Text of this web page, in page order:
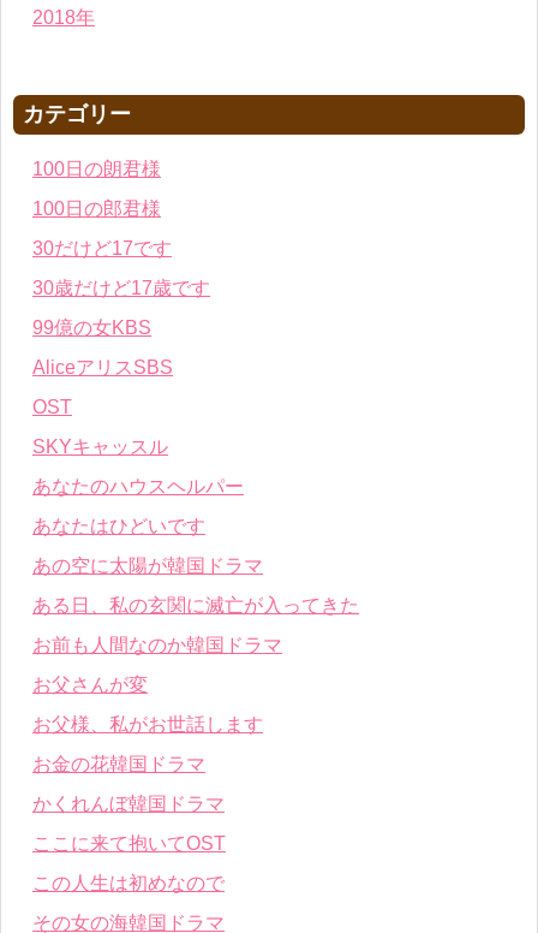
2018年
カテゴリー
100日の朗君様
100日の郎君様
30だけど17です
30歳だけど17歳です
99億の女KBS
AliceアリスSBS
OST
SKYキャッスル
あなたのハウスヘルパー
あなたはひどいです
あの空に太陽が韓国ドラマ
ある日、私の玄関に滅亡が入ってきた
お前も人間なのか韓国ドラマ
お父さんが変
お父様、私がお世話します
お金の花韓国ドラマ
かくれんぼ韓国ドラマ
ここに来て抱いてOST
この人生は初めなので
その女の海韓国ドラマ